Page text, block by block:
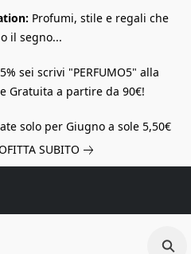
Profumi, stile e regali che
il segno...
sei scrivi "PERFUMO5" alla
Gratuita a partire da 90€!
solo per Giugno a sole 5,50€
SUBITO